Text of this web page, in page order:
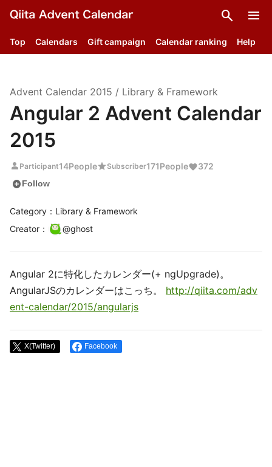
search menu
Top Calendars Gift campaign Calendar ranking Help
Advent Calendar 2015 / Library & Framework
Angular 2 Advent Calendar
2015
person Participant14PeoplestarSubscriber171People 372
add_circleFollow
Category：Library & Framework
Creator ： @ghost
Angular 2に特化したカレンダー(+ ngUpgrade)。
AngularJSのカレンダーはこっち。 http://qiita.com/adv
ent-calendar/2015/angularjs
X(Twitter) Facebook